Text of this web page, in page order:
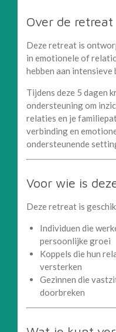
Over de retreat
Deze retreat is
in emotionele of
hebben aan intensieve
Tijdens deze 5 dagen
ondersteuning om
relaties en je
verbinding en
ondersteunende
Voor wie is
Deze retreat is
Individuen die
persoonlijke groei
Koppels die hun
versterken
Gezinnen die
doorbreken